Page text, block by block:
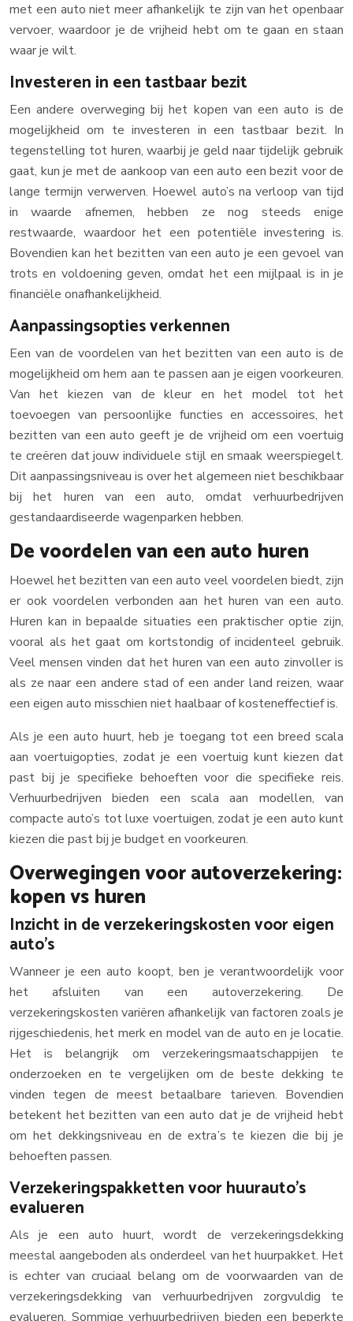
met een auto niet meer afhankelijk te zijn van het openbaar
vervoer, waardoor je de vrijheid hebt om te gaan en staan
waar je wilt.
Investeren in een tastbaar bezit
Een andere overweging bij het kopen van een auto is de
mogelijkheid om te investeren in een tastbaar bezit. In
tegenstelling tot huren, waarbij je geld naar tijdelijk gebruik
gaat, kun je met de aankoop van een auto een bezit voor de
lange termijn verwerven. Hoewel auto’s na verloop van tijd
in waarde afnemen, hebben ze nog steeds enige
restwaarde, waardoor het een potentiële investering is.
Bovendien kan het bezitten van een auto je een gevoel van
trots en voldoening geven, omdat het een mijlpaal is in je
financiële onafhankelijkheid.
Aanpassingsopties verkennen
Een van de voordelen van het bezitten van een auto is de
mogelijkheid om hem aan te passen aan je eigen voorkeuren.
Van het kiezen van de kleur en het model tot het
toevoegen van persoonlijke functies en accessoires, het
bezitten van een auto geeft je de vrijheid om een voertuig
te creëren dat jouw individuele stijl en smaak weerspiegelt.
Dit aanpassingsniveau is over het algemeen niet beschikbaar
bij het huren van een auto, omdat verhuurbedrijven
gestandaardiseerde wagenparken hebben.
De voordelen van een auto huren
Hoewel het bezitten van een auto veel voordelen biedt, zijn
er ook voordelen verbonden aan het huren van een auto.
Huren kan in bepaalde situaties een praktischer optie zijn,
vooral als het gaat om kortstondig of incidenteel gebruik.
Veel mensen vinden dat het huren van een auto zinvoller is
als ze naar een andere stad of een ander land reizen, waar
een eigen auto misschien niet haalbaar of kosteneffectief is.
Als je een auto huurt, heb je toegang tot een breed scala
aan voertuigopties, zodat je een voertuig kunt kiezen dat
past bij je specifieke behoeften voor die specifieke reis.
Verhuurbedrijven bieden een scala aan modellen, van
compacte auto’s tot luxe voertuigen, zodat je een auto kunt
kiezen die past bij je budget en voorkeuren.
Overwegingen voor autoverzekering:
kopen vs huren
Inzicht in de verzekeringskosten voor eigen
auto’s
Wanneer je een auto koopt, ben je verantwoordelijk voor
het afsluiten van een autoverzekering. De
verzekeringskosten variëren afhankelijk van factoren zoals je
rijgeschiedenis, het merk en model van de auto en je locatie.
Het is belangrijk om verzekeringsmaatschappijen te
onderzoeken en te vergelijken om de beste dekking te
vinden tegen de meest betaalbare tarieven. Bovendien
betekent het bezitten van een auto dat je de vrijheid hebt
om het dekkingsniveau en de extra’s te kiezen die bij je
behoeften passen.
Verzekeringspakketten voor huurauto’s
evalueren
Als je een auto huurt, wordt de verzekeringsdekking
meestal aangeboden als onderdeel van het huurpakket. Het
is echter van cruciaal belang om de voorwaarden van de
verzekeringsdekking van verhuurbedrijven zorgvuldig te
evalueren. Sommige verhuurbedrijven bieden een beperkte